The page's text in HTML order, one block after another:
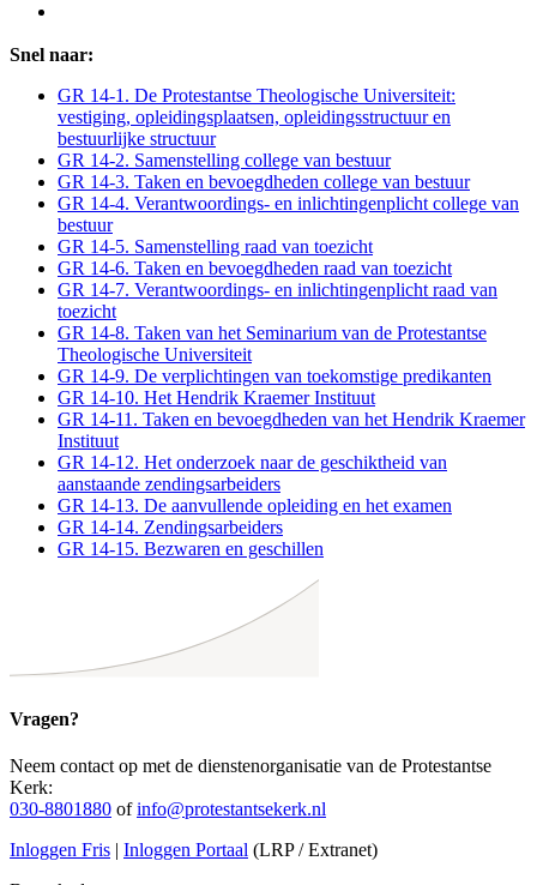
Snel naar:
GR 14-1. De Protestantse Theologische Universiteit:
vestiging, opleidingsplaatsen, opleidingsstructuur en
bestuurlijke structuur
GR 14-2. Samenstelling college van bestuur
GR 14-3. Taken en bevoegdheden college van bestuur
GR 14-4. Verantwoordings- en inlichtingenplicht college van
bestuur
GR 14-5. Samenstelling raad van toezicht
GR 14-6. Taken en bevoegdheden raad van toezicht
GR 14-7. Verantwoordings- en inlichtingenplicht raad van
toezicht
GR 14-8. Taken van het Seminarium van de Protestantse
Theologische Universiteit
GR 14-9. De verplichtingen van toekomstige predikanten
GR 14-10. Het Hendrik Kraemer Instituut
GR 14-11. Taken en bevoegdheden van het Hendrik Kraemer
Instituut
GR 14-12. Het onderzoek naar de geschiktheid van
aanstaande zendingsarbeiders
GR 14-13. De aanvullende opleiding en het examen
GR 14-14. Zendingsarbeiders
GR 14-15. Bezwaren en geschillen
Vragen?
Neem contact op met de dienstenorganisatie van de Protestantse
Kerk:
030-8801880 ofinfo@protestantsekerk.nl
Inloggen Fris | Inloggen Portaal (LRP / Extranet)